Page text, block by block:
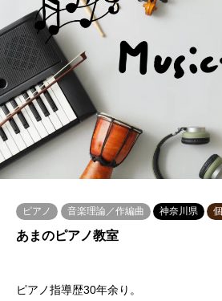
ピアノ 音楽理論／作編曲 神奈川県
あまのピアノ教室
ピアノ指導歴30年余り。